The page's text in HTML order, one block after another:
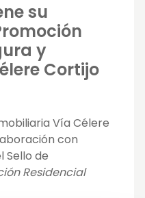
su
y
Cortijo
Vía Célere
con
Sello de
Residencial